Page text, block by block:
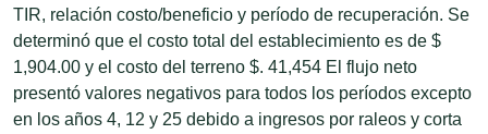
TIR, relación costo/beneficio y período de recuperación. Se
determinó que el costo total del establecimiento es de $
1,904.00 y el costo del terreno $. 41,454 El flujo neto
presentó valores negativos para todos los períodos excepto
en los años 4, 12 y 25 debido a ingresos por raleos y corta